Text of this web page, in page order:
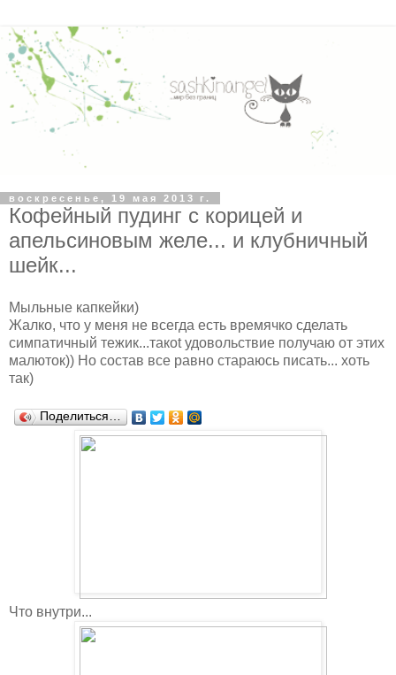
воскресенье, 19 мая 2013 г.
Кофейный пудинг с корицей и
апельсиновым желе... и клубничный
шейк...
Мыльные капкейки)
Жалко, что у меня не всегда есть времячко сделать
симпатичный тежик...такоt удовольствие получаю от этих
малюток)) Но состав все равно стараюсь писать... хоть
так)
Поделиться…
Что внутри...